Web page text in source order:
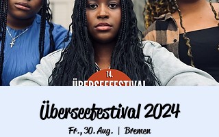
Überseefestival 2024
Fr., 30. Aug.
  |
Bremen